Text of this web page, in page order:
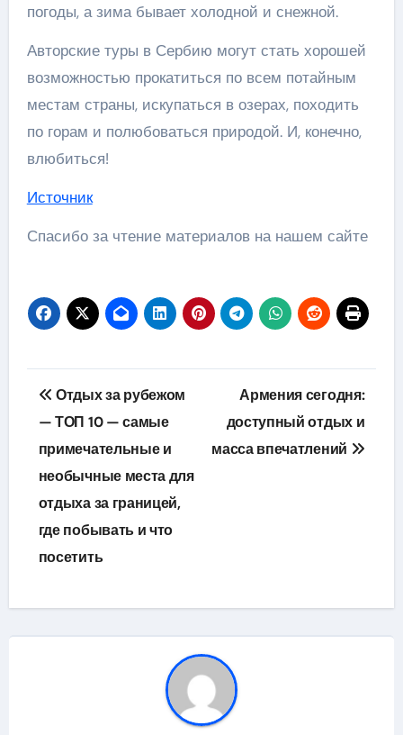
погоды, а зима бывает холодной и снежной.
Авторские туры в Сербию могут стать хорошей
возможностью прокатиться по всем потайным
местам страны, искупаться в озерах, походить
по горам и полюбоваться природой. И, конечно,
влюбиться!
Источник
Спасибо за чтение материалов на нашем сайте
Навигация
по
записям
Отдых за рубежом
— ТОП 10 — самые
примечательные и
необычные места для
отдыха за границей,
где побывать и что
посетить
Армения сегодня:
доступный отдых и
масса впечатлений